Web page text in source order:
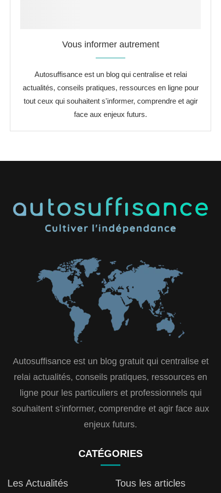
Vous informer autrement
Autosuffisance est un blog qui centralise et relai
actualités, conseils pratiques, ressources en ligne pour
tout ceux qui souhaitent s'informer, comprendre et agir
face aux enjeux futurs.
Autosuffisance est un blog gratuit qui centralise et
relai actualités, conseils pratiques, ressources en
ligne pour les particuliers et professionnels qui
souhaitent s’informer, comprendre et agir face aux
enjeux futurs.
CATÉGORIES
Les Actualités
Tous les articles